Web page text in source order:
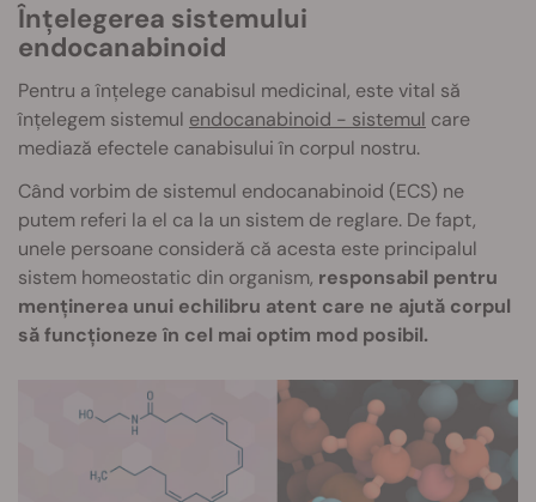
Înțelegerea sistemului
endocanabinoid
Pentru a înțelege canabisul medicinal, este vital să
înțelegem sistemul endocanabinoid - sistemul care
mediază efectele canabisului în corpul nostru.
Când vorbim de sistemul endocanabinoid (ECS) ne
putem referi la el ca la un sistem de reglare. De fapt,
unele persoane consideră că acesta este principalul
sistem homeostatic din organism, responsabil pentru
menținerea unui echilibru atent care ne ajută corpul
să funcționeze în cel mai optim mod posibil.